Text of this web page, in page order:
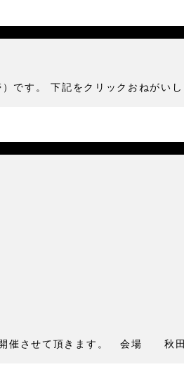
です。 下記をクリックおねがいし
を開催させて頂きます。 会場 秋田